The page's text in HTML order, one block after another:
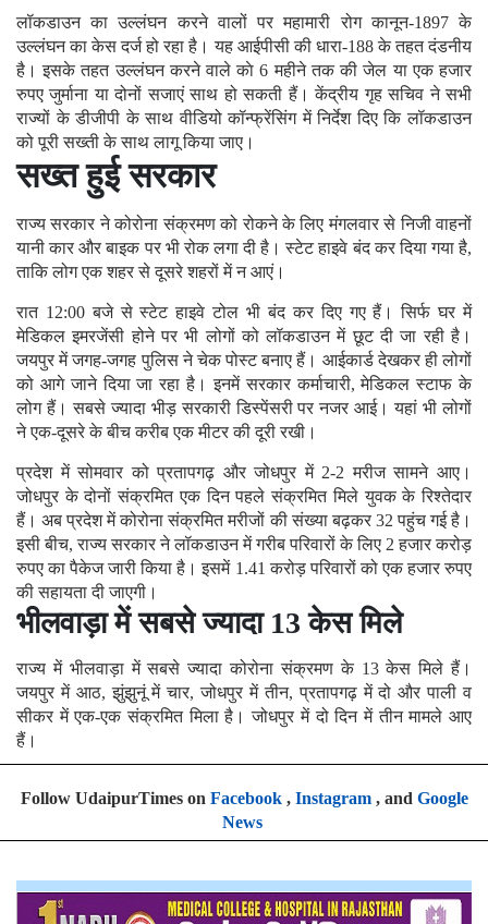
लॉकडाउन का उल्लंघन करने वालों पर महामारी रोग कानून-1897 के
उल्लंघन का केस दर्ज हो रहा है। यह आईपीसी की धारा-188 के तहत दंडनीय
है। इसके तहत उल्लंघन करने वाले काे 6 महीने तक की जेल या एक हजार
रुपए जुर्माना या दोनों सजाएं साथ हो सकती हैं। केंद्रीय गृह सचिव ने सभी
राज्यों के डीजीपी के साथ वीडियो कॉन्फ्रेंसिंग में निर्देश दिए कि लॉकडाउन
को पूरी सख्ती के साथ लागू किया जाए।
सख्त हुई सरकार
राज्य सरकार ने कोरोना संक्रमण को रोकने के लिए मंगलवार से निजी वाहनों
यानी कार और बाइक पर भी रोक लगा दी है। स्टेट हाइवे बंद कर दिया गया है,
ताकि लोग एक शहर से दूसरे शहरों में न आएं।
रात 12:00 बजे से स्टेट हाइवे टोल भी बंद कर दिए गए हैं। सिर्फ घर में
मेडिकल इमरजेंसी होने पर भी लोगों को लॉकडाउन में छूट दी जा रही है।
जयपुर में जगह-जगह पुलिस ने चेक पोस्ट बनाए हैं। आईकार्ड देखकर ही लोगों
को आगे जाने दिया जा रहा है। इनमें सरकार कर्माचारी, मेडिकल स्टाफ के
लोग हैं। सबसे ज्यादा भीड़ सरकारी डिस्पेंसरी पर नजर आई। यहां भी लोगों
ने एक-दूसरे के बीच करीब एक मीटर की दूरी रखी।
प्रदेश में सोमवार को प्रतापगढ़ और जोधपुर में 2-2 मरीज सामने आए।
जोधपुर के दोनों संक्रमित एक दिन पहले संक्रमित मिले युवक के रिश्तेदार
हैं। अब प्रदेश में कोरोना संक्रमित मरीजों की संख्या बढ़कर 32 पहुंच गई है।
इसी बीच, राज्य सरकार ने लॉकडाउन में गरीब परिवारों के लिए 2 हजार करोड़
रुपए का पैकेज जारी किया है। इसमें 1.41 करोड़ परिवारों को एक हजार रुपए
की सहायता दी जाएगी।
भीलवाड़ा में सबसे ज्यादा 13 केस मिले
राज्य में भीलवाड़ा में सबसे ज्यादा कोरोना संक्रमण के 13 केस मिले हैं।
जयपुर में आठ, झुंझुनूं में चार, जोधपुर में तीन, प्रतापगढ़ में दो और पाली व
सीकर में एक-एक संक्रमित मिला है। जोधपुर में दो दिन में तीन मामले आए
हैं।
Follow UdaipurTimes on Facebook, Instagram, and Google
News